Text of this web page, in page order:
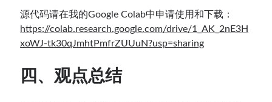
源代码请在我的Google Colab中申请使用和下载：
https://colab.research.google.com/drive/1_AK_2nE3H
xoWJ-tk30qJmhtPmfrZUUuN?usp=sharing
四、观点总结